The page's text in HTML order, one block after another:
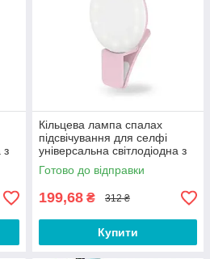
з
Кільцева лампа спалах
підсвічування для селфі
універсальна світлодіодна з
акумулятором Selfie Ring VB9
Рожева
Готово до відправки
199,68 ₴ 312 ₴
Купити